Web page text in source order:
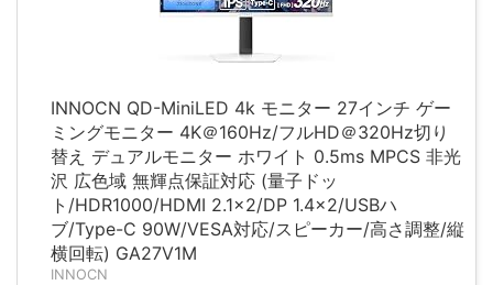
INNOCN QD-MiniLED 4k モニター 27インチ ゲー
ミングモニター 4K＠160Hz/フルHD＠320Hz切り
替え デュアルモニター ホワイト 0.5ms MPCS 非光
沢 広色域 無輝点保証対応 (量子ドッ
ト/HDR1000/HDMI 2.1×2/DP 1.4×2/USBハ
ブ/Type-C 90W/VESA対応/スピーカー/高さ調整/縦
横回転) GA27V1M
INNOCN